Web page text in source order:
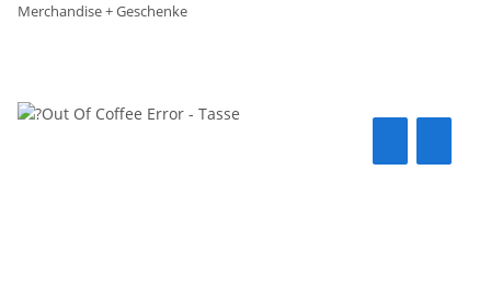
Merchandise + Geschenke